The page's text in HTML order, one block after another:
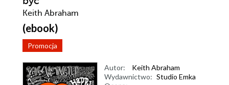
Keith Abraham
(ebook)
Promocja
Autor:
Keith Abraham
Wydawnictwo: Studio Emka